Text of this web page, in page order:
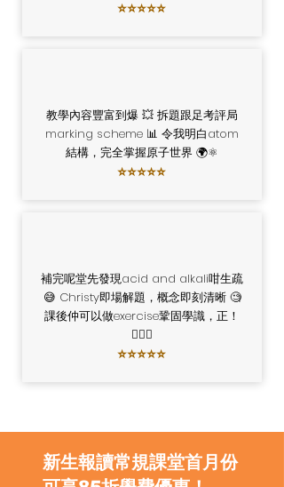
⭐⭐⭐⭐⭐
教學內容豐富到爆 💥 拆題跟足考評局
marking scheme 📊 令我明白atom
結構，完全掌握原子世界 🌍⚛️
⭐⭐⭐⭐⭐
補完呢堂先發現acid and alkali咁生疏
😅 Christy即場解題，概念即刻清晰 🧐
課後仲可以做exercise鞏固學識，正！
👍🏻💪
⭐⭐⭐⭐⭐
新生報讀常規課堂首月份